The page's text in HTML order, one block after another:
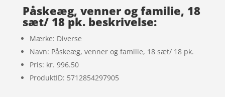
mmelser
Påskeæg, venner og familie, 18
sæt/ 18 pk. beskrivelse:
Mærke: Diverse
Navn: Påskeæg, venner og familie, 18 sæt/ 18 pk.
Pris: kr. 996.50
ProduktID: 5712854297905